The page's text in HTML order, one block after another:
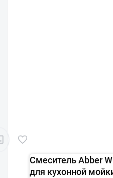
Смеситель Abber
для кухонной